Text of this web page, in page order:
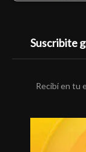
Suscribite
Recibí en tu